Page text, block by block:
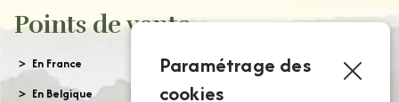
Points de vente
En France
En Belgique
Paramétrage des
cookies